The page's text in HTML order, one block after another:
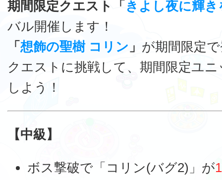
期間限定クエスト「 きよし夜に輝き
バル開催します！
「 想飾の聖樹 コリン 」 が期間限定
クエストに挑戦して、期間限定ユ
しよう！
【中級】
ボス撃破で「コリン(バグ2)」が